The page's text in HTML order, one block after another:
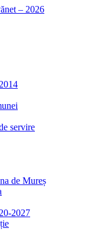
– 2026
servire
de Mureș
2027